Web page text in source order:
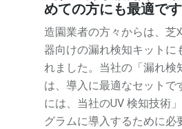
めての方にも最適です
造園業者の方々からは、芝
器向けの漏れ検知キットに
れました。当社の「漏れ検
は、導入に最適なセットで
には、当社のUV 検知技術
グラムに導入するために必